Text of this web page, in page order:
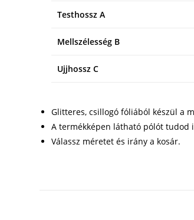
Testhossz A
Mellszélesség B
Ujjhossz C
Glitteres, csillogó fóliából készül a
A termékképen látható pólót
Válassz méretet és irány a kosár.